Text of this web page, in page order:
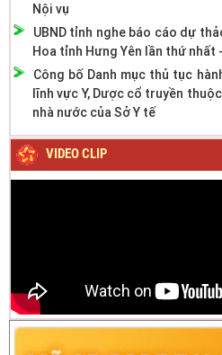
Nội vụ
UBND tỉnh nghe báo cáo dự
Hoa tỉnh Hưng Yên lần thứ nhất
Công bố Danh mục thủ tục
lĩnh vực Y, Dược cổ truyền
nhà nước của Sở Y tế
VIDEO CLIP